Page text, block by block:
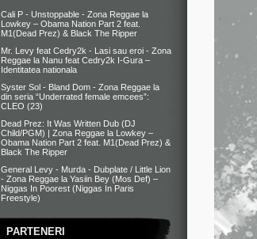
Cali P - Unstoppable - Zona Reggae la
Lowkey – Obama Nation Part 2 feat.
M1(Dead Prez) & Black The Ripper
Mr. Levy feat Cedry2k - Lasi sau eroi - Zona
Reggae la Nanu feat Cedry2k I-Gura –
Identitatea nationala
Syster Sol - Bland Dom - Zona Reggae la
din seria “Underrated female emcees”:
CLEO (23)
Dead Prez: It Was Written Dub (DJ
Child/PGM) | Zona Reggae la Lowkey –
Obama Nation Part 2 feat. M1(Dead Prez) &
Black The Ripper
General Levy - Murda - Dubplate / Little Lion
- Zona Reggae la Yasiin Bey (Mos Def) –
Niggas In Poorest (Niggas In Paris
Freestyle)
PARTENERI